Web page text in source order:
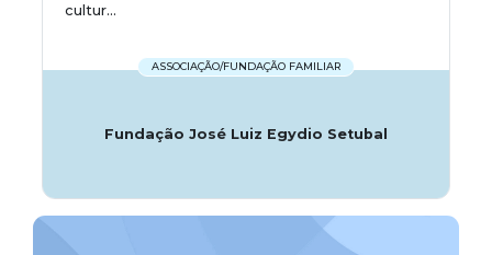
cultur...
ASSOCIAÇÃO/FUNDAÇÃO FAMILIAR
Fundação José Luiz Egydio Setubal